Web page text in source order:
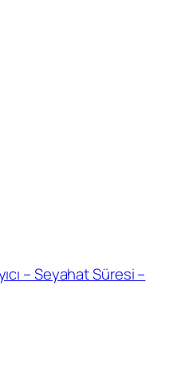
– Seyahat Süresi –